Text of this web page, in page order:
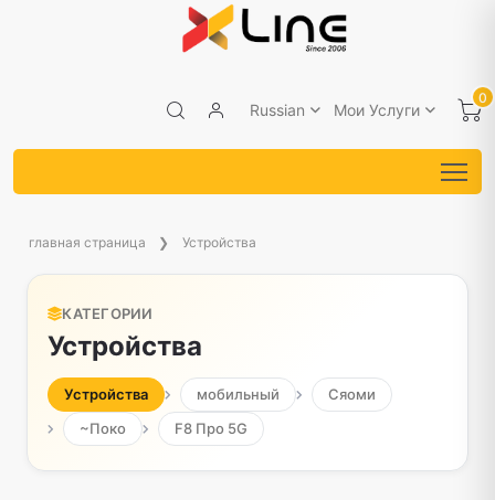
Russian Мои Услуги
0
главная страница Устройства
КАТЕГОРИИ
Устройства
Устройства мобильный
Сяоми
~Поко
F8 Про 5G